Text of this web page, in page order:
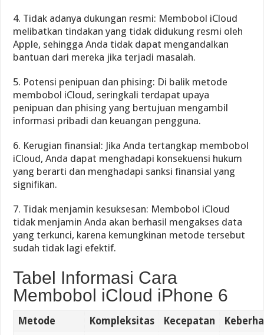
4. Tidak adanya dukungan resmi: Membobol iCloud
melibatkan tindakan yang tidak didukung resmi oleh
Apple, sehingga Anda tidak dapat mengandalkan
bantuan dari mereka jika terjadi masalah.
5. Potensi penipuan dan phising: Di balik metode
membobol iCloud, seringkali terdapat upaya
penipuan dan phising yang bertujuan mengambil
informasi pribadi dan keuangan pengguna.
6. Kerugian finansial: Jika Anda tertangkap membobol
iCloud, Anda dapat menghadapi konsekuensi hukum
yang berarti dan menghadapi sanksi finansial yang
signifikan.
7. Tidak menjamin kesuksesan: Membobol iCloud
tidak menjamin Anda akan berhasil mengakses data
yang terkunci, karena kemungkinan metode tersebut
sudah tidak lagi efektif.
Tabel Informasi Cara
Membobol iCloud iPhone 6
Metode Kompleksitas Kecepatan